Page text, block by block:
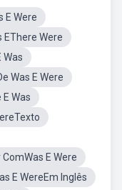
E Were
EThere Were
Was
Was E Were
Was
ComWas E Were
E WereEm Inglês